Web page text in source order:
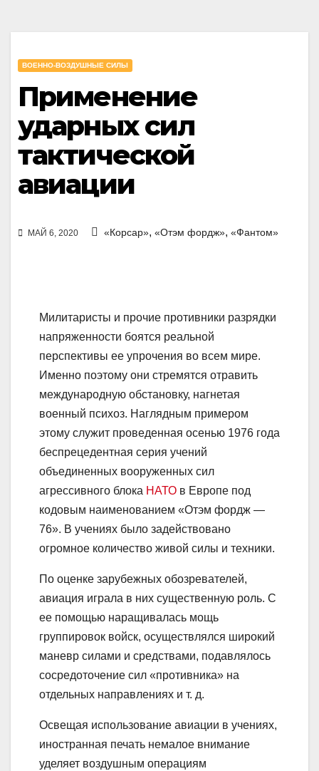
ВОЕННО-ВОЗДУШНЫЕ СИЛЫ
Применение
ударных сил
тактической
авиации
МАЙ 6, 2020 «Корсар», «Отэм фордж», «Фантом»
Милитаристы и прочие противники разрядки
напряженности боятся реальной
перспективы ее упрочения во всем мире.
Именно поэтому они стремятся отравить
международную обстановку, нагнетая
военный психоз. Наглядным примером
этому служит проведенная осенью 1976 года
беспрецедентная серия учений
объединенных вооруженных сил
агрессивного блока НАТО в Европе под
кодовым наименованием «Отэм фордж —
76». В учениях было задействовано
огромное количество живой силы и техники.
По оценке зарубежных обозревателей,
авиация играла в них существенную роль. С
ее помощью наращивалась мощь
группировок войск, осуществлялся широкий
маневр силами и средствами, подавлялось
сосредоточение сил «противника» на
отдельных направлениях и т. д.
Освещая использование авиации в учениях,
иностранная печать немалое внимание
уделяет воздушным операциям